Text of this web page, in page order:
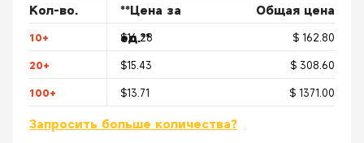
Кол-во.
**Цена за
ед.**
Общая цена
10+ $16.28 $ 162.80
20+ $15.43 $ 308.60
100+ $13.71 $ 1371.00
Запросить больше количества?